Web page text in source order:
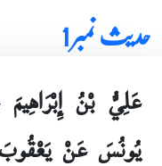
حدیث نمبر 1
عَلِيُّ بْنُ
يُونُسَ عَنْ